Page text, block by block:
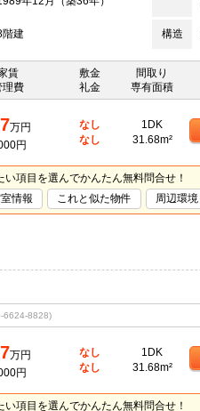
階建 構造
賃
理費
敷金
礼金
間取り
専有面積
万円
円
なし
なし
1DK
31.68m²
い項目を選んでかんたん無料問合せ！
情報 これと似た物件 周辺環境
6624-8828)
万円
円
なし
なし
1DK
31.68m²
い項目を選んでかんたん無料問合せ！